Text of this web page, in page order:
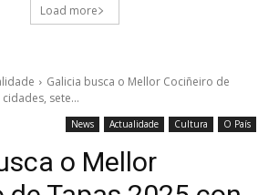
Load more